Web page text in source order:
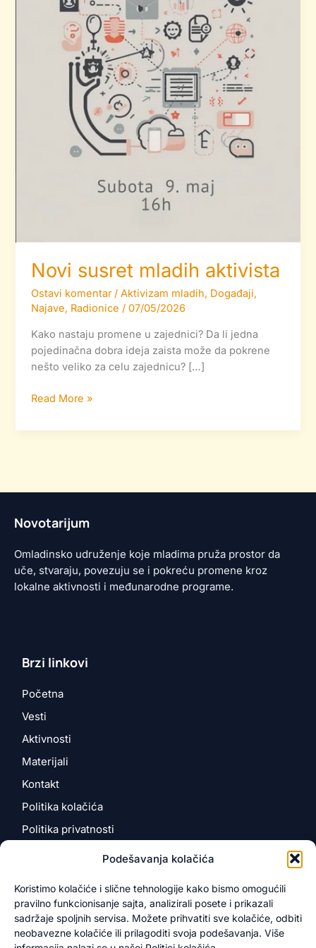
Podešavanja kolačića
Koristimo kolačiće i slične tehnologije kako bismo omogućili
pravilno funkcionisanje sajta, analizirali posete i prikazali
sadržaje spoljnih servisa. Možete prihvatiti sve kolačiće, odbiti
neobavezne kolačiće ili prilagoditi svoja podešavanja. Više
Novi susret mladih aktivista
Ostavi komentar /Aktivizam mladih, Događaji,
Najave, Radionice /07/05/2026
Kako nastaju promene u zajednici? Da li jedna
pojedinačna dobra ideja zaista može da pokrene
nešto veliko za celu zajednicu? […]
Read More »
Novotarijum
Omladinsko udruženje koje mladima pruža prostor da
uče, stvaraju, povezuju se i pokreću promene kroz
lokalne aktivnosti i međunarodne programe.
Brzi linkovi
Početna
Vesti
Aktivnosti
Materijali
Kontakt
Politika kolačića
Politika privatnosti
Kosančićeva 4
12000 Požarevac, Srbija
info@novotarium.org